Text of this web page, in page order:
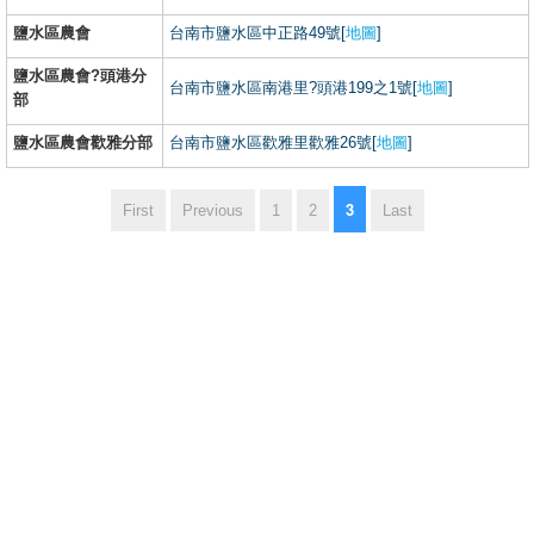
鹽水區農會 台南市鹽水區中正路49號[地圖]
鹽水區農會?頭港分
部
台南市鹽水區南港里?頭港199之1號[地圖]
鹽水區農會歡雅分部 台南市鹽水區歡雅里歡雅26號[地圖]
First Previous 1 2 3 Last